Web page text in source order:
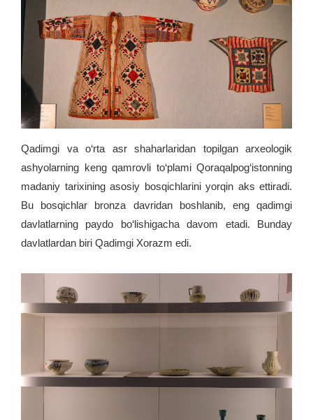
Qadimgi va o‘rta asr shaharlaridan topilgan arxeologik
ashyolarning keng qamrovli to‘plami Qoraqalpog‘istonning
madaniy tarixining asosiy bosqichlarini yorqin aks ettiradi.
Bu bosqichlar bronza davridan boshlanib, eng qadimgi
davlatlarning paydo bo‘lishigacha davom etadi. Bunday
davlatlardan biri Qadimgi Xorazm edi.